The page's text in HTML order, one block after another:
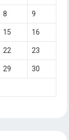
8 9
15 16
22 23
29 30